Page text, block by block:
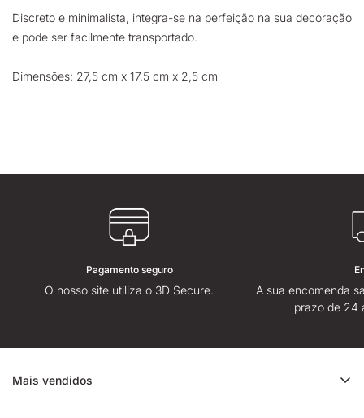
Discreto e minimalista, integra-se na perfeição na sua decoração
e pode ser facilmente transportado.
Dimensões: 27,5 cm x 17,5 cm x 2,5 cm
Pagamento seguro
O nosso site utiliza o 3D Secure.
A sua encomenda
prazo de 24
Mais vendidos